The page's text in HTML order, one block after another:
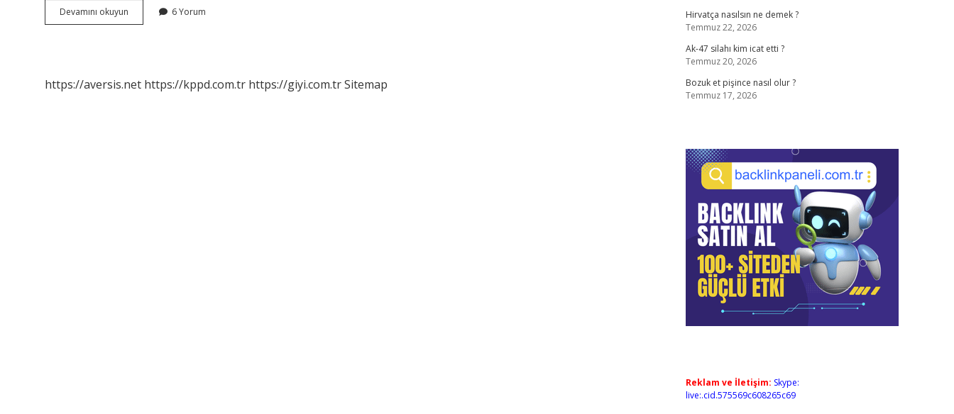
Devamını okuyun
Ne
6 Yorum
https://aversis.net https://kppd.com.tr https://giyi.com.trSitemap
Hirvatça nasılsın ne demek ?
Temmuz 22, 2026
Ak-47 silahı kim icat etti ?
Temmuz 20, 2026
Bozuk et pişince nasıl olur ?
Temmuz 17, 2026
Reklam ve İletişim: Skype:
live:.cid.575569c608265c69